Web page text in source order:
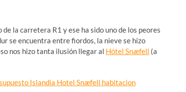
la carretera R1 y ese ha sido uno de los peores
se encuentra entre fiordos, la nieve se hizo
nos hizo tanta ilusión llegar al Hótel Snæfell (a